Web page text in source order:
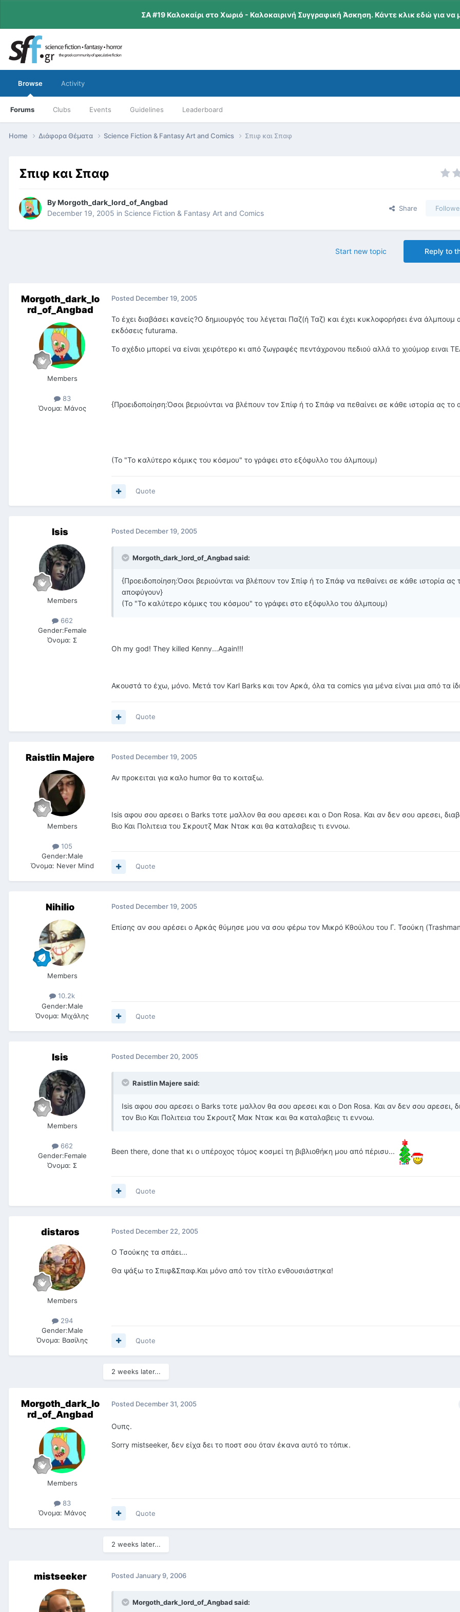
ΣΑ #19 Καλοκαίρι στο Χωριό - Καλοκαιρινή Συγγραφική Άσκηση. Κάντε κλικ εδώ για να
Browse
Forums Clubs Events Guidelines Leaderboard
Activity
Home Διάφορα Θέματα Science Fiction & Fantasy Art and Comics Σπιφ και Σπαφ
Σπιφ και Σπαφ
ByMorgoth_dark_lord_of_Angbad
December 19, 2005 in Science Fiction & Fantasy Art and Comics
Share
Reply to
Start new topic
Morgoth_dark_lo
rd_of_Angbad
Members
83
Όνομα: Μάνος
Posted December 19, 2005
Το έχει διαβάσει κανείς?Ο δημιουργός του λέγεται Παζ(ή Ταζ) και έχει κυκλοφορήσει ένα άλμπουμ
εκδόσεις futurama.
Το σχέδιο μπορεί να είναι χειρότερο κι από ζωγραφές πεντάχρονου πεδιού αλλά το χιούμορ ειναι
{Προειδοποίηση:Όσοι βεριούνται να βλέπουν τον Σπίφ ή το Σπάφ να πεθαίνει σε κάθε ιστορία ας το
(Το "Το καλύτερο κόμικς του κόσμου" το γράφει στο εξόφυλλο του άλμπουμ)
Quote
Isis
Members
662
Gender:Female
Όνομα: Σ
Posted December 19, 2005
Morgoth_dark_lord_of_Angbad said:
{Προειδοποίηση:Όσοι βεριούνται να βλέπουν τον Σπίφ ή το Σπάφ να πεθαίνει σε κάθε ιστορία ας
αποφύγουν}
(Το "Το καλύτερο κόμικς του κόσμου" το γράφει στο εξόφυλλο του άλμπουμ)
Oh my god! They killed Kenny...Again!!!
Ακουστά το έχω, μόνο. Μετά τον Karl Barks και τον Αρκά, όλα τα comics για μένα είναι μια από τα
Quote
Raistlin Majere
Members
105
Gender:Male
Όνομα: Never Mind
Posted December 19, 2005
Αν προκειται για καλο humor θα το κοιταξω.
Isis αφου σου αρεσει ο Barks τοτε μαλλον θα σου αρεσει και ο Don Rosa. Και αν δεν σου αρεσει,
Βιο Και Πολιτεια του Σκρουτζ Μακ Ντακ και θα καταλαβεις τι εννοω.
Quote
Nihilio
Members
10.2k
Gender:Male
Όνομα: Μιχάλης
Posted December 19, 2005
Επίσης αν σου αρέσει ο Αρκάς θύμησε μου να σου φέρω τον Μικρό Κθούλου του Γ. Τσούκη
Quote
Isis
Members
662
Gender:Female
Όνομα: Σ
Posted December 20, 2005
Raistlin Majere said:
Isis αφου σου αρεσει ο Barks τοτε μαλλον θα σου αρεσει και ο Don Rosa. Και αν δεν σου αρεσει,
τον Βιο Και Πολιτεια του Σκρουτζ Μακ Ντακ και θα καταλαβεις τι εννοω.
Been there, done that κι ο υπέροχος τόμος κοσμεί τη βιβλιοθήκη μου από πέρισυ...
Quote
distaros
Members
294
Gender:Male
Όνομα: Βασίλης
Posted December 22, 2005
Ο Τσούκης τα σπάει...
Θα ψάξω το Σπιφ&Σπαφ.Και μόνο από τον τίτλο ενθουσιάστηκα!
Quote
2 weeks later...
Morgoth_dark_lo
rd_of_Angbad
Members
83
Όνομα: Μάνος
Posted December 31, 2005
Ουπς.
Sorry mistseeker, δεν είχα δει το ποστ σου όταν έκανα αυτό το τόπικ.
Quote
2 weeks later...
mistseeker Posted January 9, 2006
Morgoth_dark_lord_of_Angbad said: